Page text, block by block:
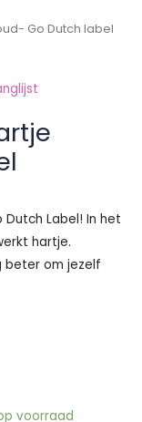
Go Dutch label
Label! In het
hartje.
beter om jezelf
voorraad